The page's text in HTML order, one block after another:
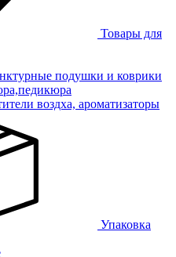
Товары для
подушки и коврики
воздха, ароматизаторы
Упаковка